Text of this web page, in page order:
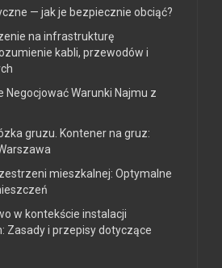
— jak je bezpiecznie obciąć?
na infrastrukturę
kabli, przewodów i
Negocjować Warunki Najmu z
gruzu. Kontener na gruz:
mieszkalnej: Optymalne
w kontekście instalacji
Zasady i przepisy dotyczące